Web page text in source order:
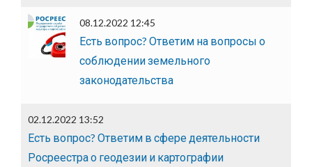
08.12.2022 12:45
Есть вопрос? Ответим на вопросы о
соблюдении земельного
законодательства
02.12.2022 13:52
Есть вопрос? Ответим в сфере деятельности
Росреестра о геодезии и картографии